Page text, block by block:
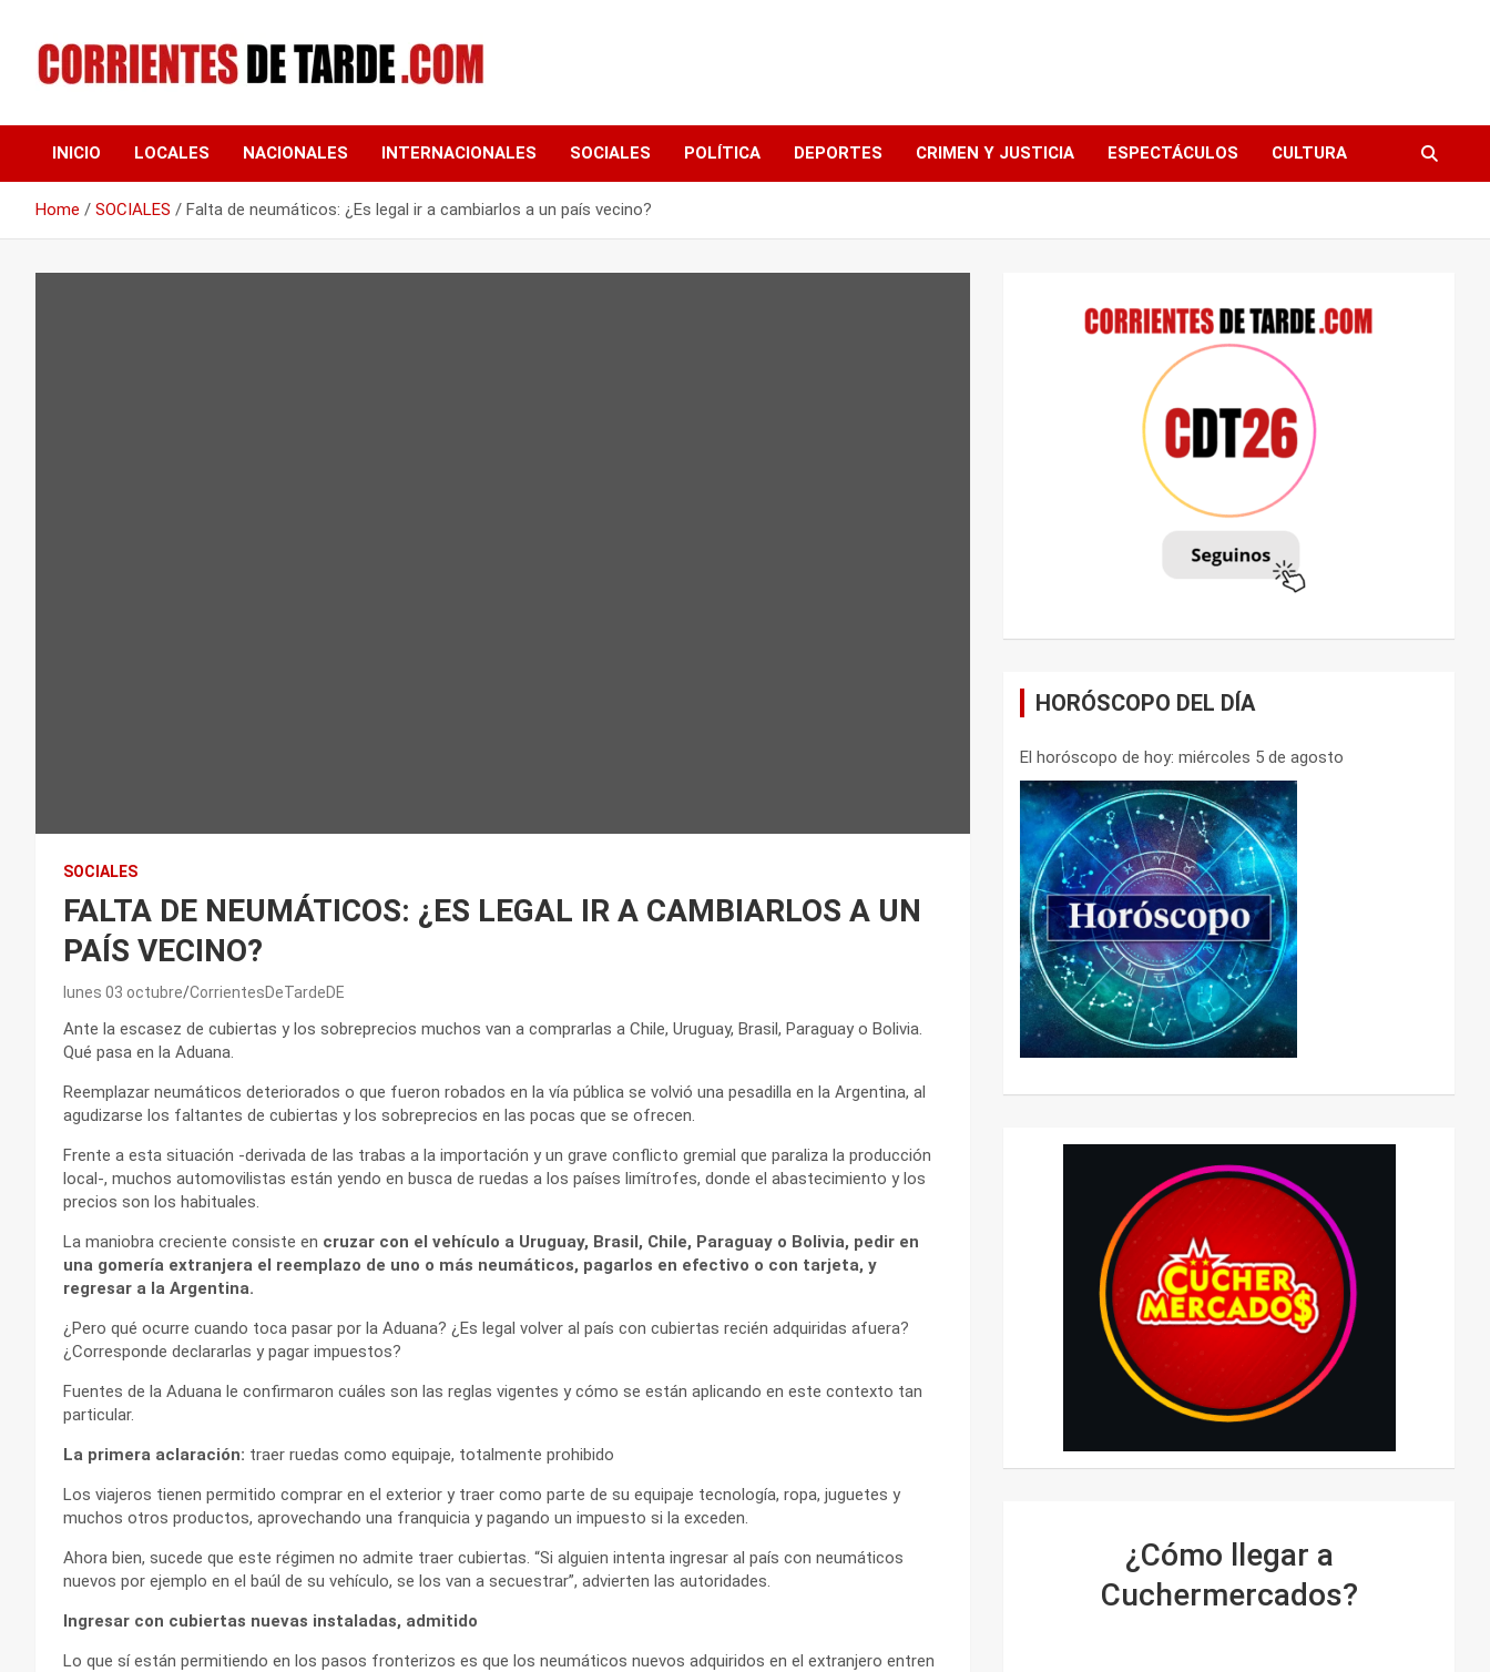
content
CORRIENTES DE
TARDE
INICIO LOCALES NACIONALES INTERNACIONALES SOCIALES POLÍTICA DEPORTES CRIMEN Y JUSTICIA ESPECTÁCULOS CULTURA
Home SOCIALES Falta de neumáticos: ¿Es legal ir a cambiarlos a un país vecino?
SOCIALES
FALTA DE NEUMÁTICOS: ¿ES LEGAL IR A CAMBIARLOS A UN
PAÍS VECINO?
lunes 03 octubre CorrientesDeTardeDE
Ante la escasez de cubiertas y los sobreprecios muchos van a comprarlas a Chile, Uruguay, Brasil, Paraguay o Bolivia.
Qué pasa en la Aduana.
Reemplazar neumáticos deteriorados o que fueron robados en la vía pública se volvió una pesadilla en la Argentina, al
agudizarse los faltantes de cubiertas y los sobreprecios en las pocas que se ofrecen.
Frente a esta situación -derivada de las trabas a la importación y un grave conflicto gremial que paraliza la producción
local-, muchos automovilistas están yendo en busca de ruedas a los países limítrofes, donde el abastecimiento y los
precios son los habituales.
La maniobra creciente consiste en cruzar con el vehículo a Uruguay, Brasil, Chile, Paraguay o Bolivia, pedir en
una gomería extranjera el reemplazo de uno o más neumáticos, pagarlos en efectivo o con tarjeta, y
regresar a la Argentina.
¿Pero qué ocurre cuando toca pasar por la Aduana? ¿Es legal volver al país con cubiertas recién adquiridas afuera?
¿Corresponde declararlas y pagar impuestos?
Fuentes de la Aduana le confirmaron cuáles son las reglas vigentes y cómo se están aplicando en este contexto tan
particular.
La primera aclaración: traer ruedas como equipaje, totalmente prohibido
Los viajeros tienen permitido comprar en el exterior y traer como parte de su equipaje tecnología, ropa, juguetes y
muchos otros productos, aprovechando una franquicia y pagando un impuesto si la exceden.
Ahora bien, sucede que este régimen no admite traer cubiertas. “Si alguien intenta ingresar al país con neumáticos
nuevos por ejemplo en el baúl de su vehículo, se los van a secuestrar”, advierten las autoridades.
Ingresar con cubiertas nuevas instaladas, admitido
Lo que sí están permitiendo en los pasos fronterizos es que los neumáticos nuevos adquiridos en el extranjero entren
HORÓSCOPO DEL DÍA
El horóscopo de hoy: miércoles 5 de agosto
¿Cómo llegar a
Cuchermercados?